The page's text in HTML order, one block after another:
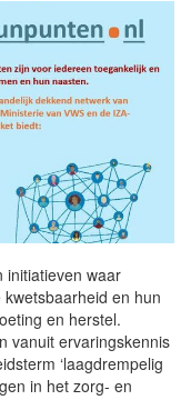
waar
en hun
en herstel.
vanuit ervaringskennis
‘laagdrempelig
in het zorg- en